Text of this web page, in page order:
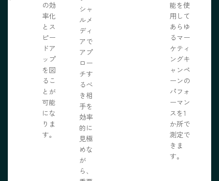
の効
率化
とス
ピー
ドア
ップ
を図
るこ
とが
可能
にな
りま
す。
シャ
ルメ
ディ
アで
アプ
ロー
チす
るべ
き相
手を
効率
的に
見極
めな
が
ら、
能を使
用して
あらゆ
るマー
ケティ
ングキ
ャンペ
ーンの
パフォ
ーマン
スを1
か所で
測定で
きま
す。